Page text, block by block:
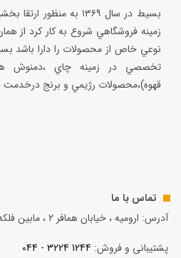
بسيط در سال ۱۳۶۹ به
زمينه فروشگاهي شروع به كار كرد از
نوعي خاص از محصولات را دارا باشد
تخصصي در زمينه چاي ،دمنوش ها،
قهوه)،محصولات رژيمي و برنج درخدمت
تماس با ما
آدرس: ارومیه ، خیابان همافر 2 ، مابين فلكه نه پله و کسری
پشتیبانی و فروش: 1244 3224 - 044